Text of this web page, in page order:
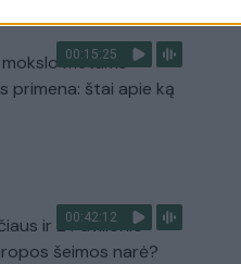
00:15:25
metams –
primena: štai apie ką
00:42:12
ir Ž Pavilionio
šeimos narė?